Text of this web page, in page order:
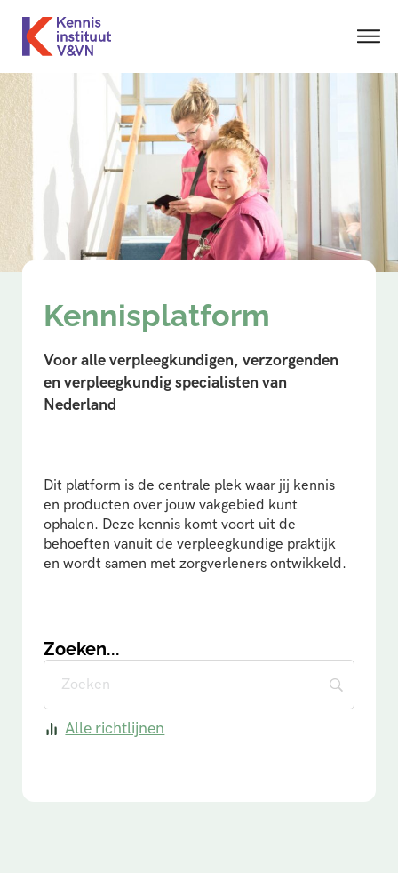
Kennisplatform
Voor alle verpleegkundigen, verzorgenden
en verpleegkundig specialisten van
Nederland
Dit platform is de centrale plek waar jij kennis
en producten over jouw vakgebied kunt
ophalen. Deze kennis komt voort uit de
behoeften vanuit de verpleegkundige praktijk
en wordt samen met zorgverleners ontwikkeld.
Zoeken...
Alle richtlijnen